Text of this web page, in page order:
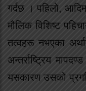
गर्दछ । पहिलो,
मौलिक विशिष्ट
तत्वहरू नभएका
अन्तर्राष्ट्रिय
यसकारण उसको